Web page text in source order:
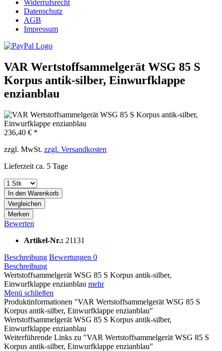
Widerrufsrecht
Datenschutz
AGB
Impressum
VAR Wertstoffsammelgerät WSG 85 S
Korpus antik-silber, Einwurfklappe
enzianblau
236,40 € *
zzgl. MwSt. zzgl. Versandkosten
Lieferzeit ca. 5 Tage
In den Warenkorb
Vergleichen
Merken
Bewerten
Artikel-Nr.: 21131
Beschreibung Bewertungen 0
Beschreibung
Wertstoffsammelgerät WSG 85 S Korpus antik-silber,
Einwurfklappe enzianblau mehr
Menü schließen
Produktinformationen "VAR Wertstoffsammelgerät WSG 85 S
Korpus antik-silber, Einwurfklappe enzianblau"
Wertstoffsammelgerät WSG 85 S Korpus antik-silber,
Einwurfklappe enzianblau
Weiterführende Links zu "VAR Wertstoffsammelgerät WSG 85 S
Korpus antik-silber, Einwurfklappe enzianblau"